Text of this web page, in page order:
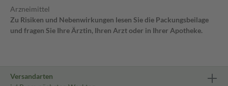
Arzneimittel
Zu Risiken und Nebenwirkungen lesen Sie die Packungsbeilage
und fragen Sie Ihre Ärztin, Ihren Arzt oder in Ihrer Apotheke.
Versandarten